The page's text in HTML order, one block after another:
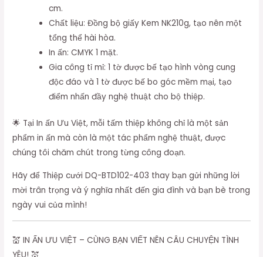
cm.
Chất liệu: Đồng bộ giấy Kem NK210g, tạo nên một
tổng thể hài hòa.
In ấn: CMYK 1 mặt.
Gia công tỉ mỉ: 1 tờ được bế tạo hình vòng cung
độc đáo và 1 tờ được bế bo góc mềm mại, tạo
điểm nhấn đầy nghệ thuật cho bộ thiệp.
🌟 Tại In ấn Ưu Việt, mỗi tấm thiệp không chỉ là một sản
phẩm in ấn mà còn là một tác phẩm nghệ thuật, được
chúng tôi chăm chút trong từng công đoạn.
Hãy để Thiệp cưới DQ-BTD102-403 thay bạn gửi những lời
mời trân trọng và ý nghĩa nhất đến gia đình và bạn bè trong
ngày vui của mình!
💒 IN ẤN ƯU VIỆT – CÙNG BẠN VIẾT NÊN CÂU CHUYỆN TÌNH